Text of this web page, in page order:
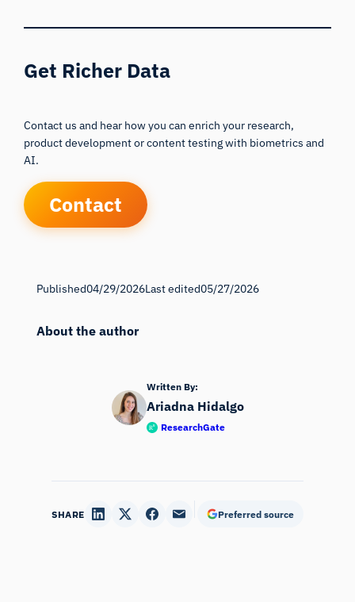
Get Richer Data
Contact us and hear how you can enrich your research,
product development or content testing with biometrics and
AI.
Contact
Published04/29/2026Last edited05/27/2026
About the author
Written By:
Ariadna Hidalgo
ResearchGate
SHARE Preferred source